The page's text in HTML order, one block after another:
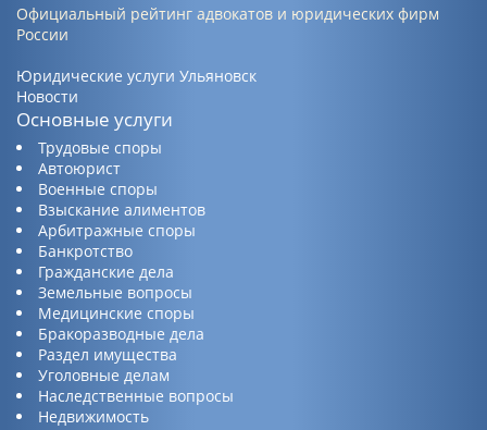
Официальный рейтинг адвокатов и юридических фирм
России
Юридические услуги Ульяновск
Новости
Основные услуги
Трудовые споры
Автоюрист
Военные споры
Взыскание алиментов
Арбитражные споры
Банкротство
Гражданские дела
Земельные вопросы
Медицинские споры
Бракоразводные дела
Раздел имущества
Уголовные делам
Наследственные вопросы
Недвижимость